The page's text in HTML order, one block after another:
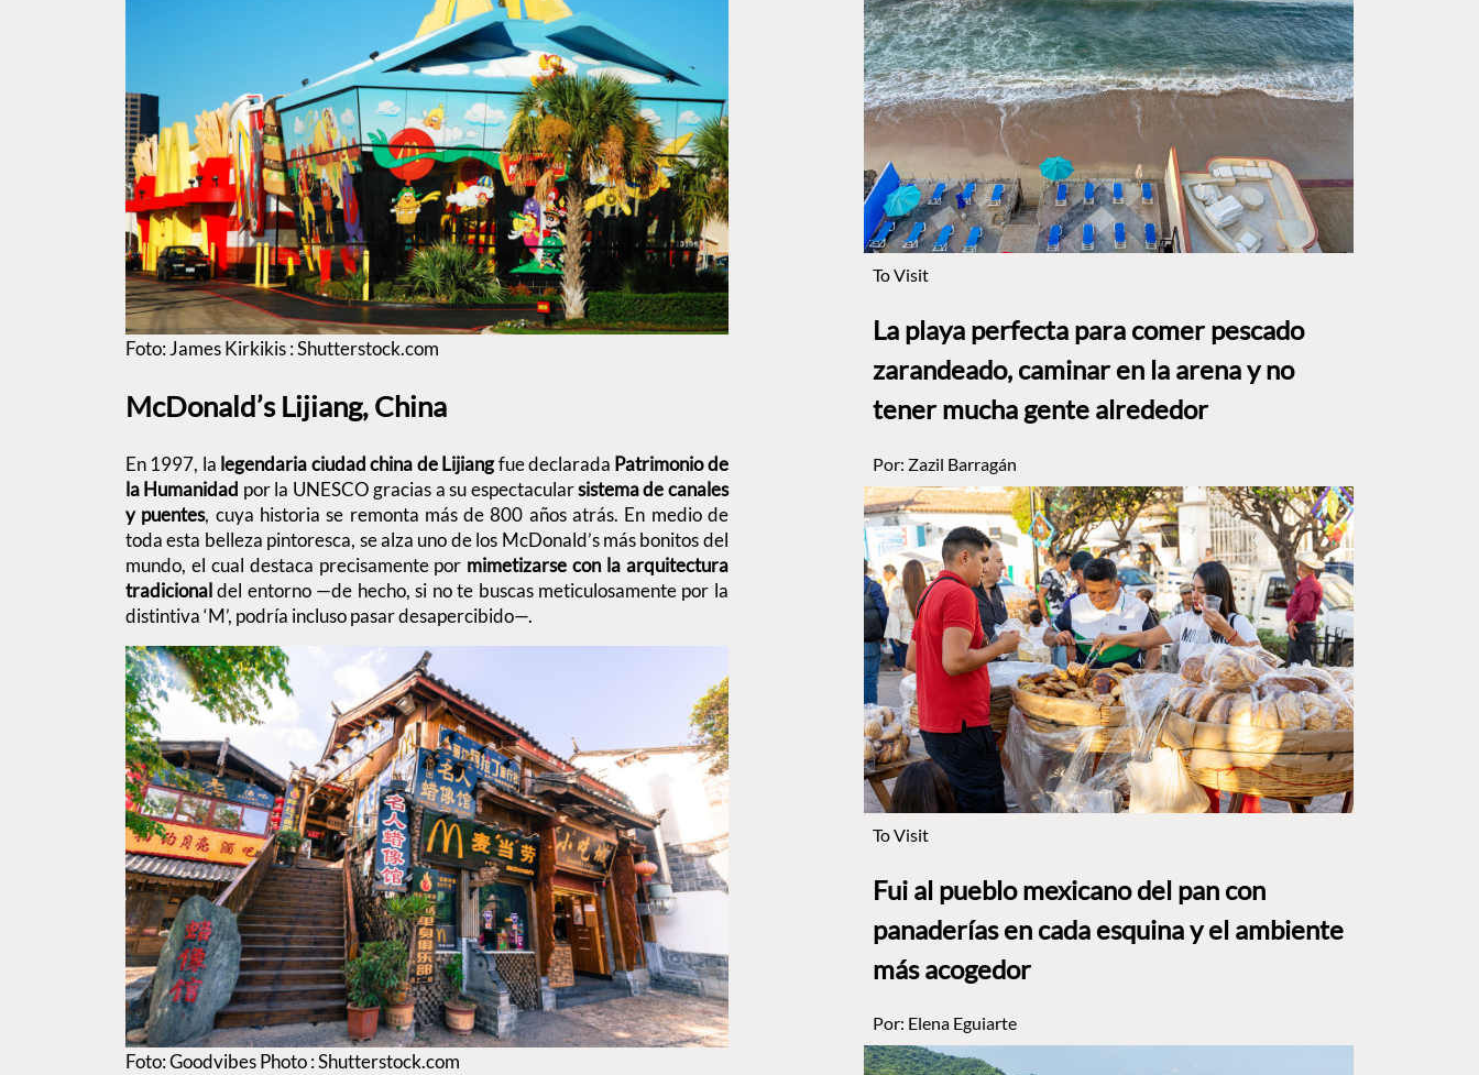
Foto: James Kirkikis : Shutterstock.com
McDonald’s Lijiang, China
En 1997, la legendaria ciudad china de Lijiangfue declarada Patrimonio de
la Humanidad por la UNESCO gracias a su espectacularsistema de canales
y puentes, cuya historia se remonta más de 800 años atrás. En medio de
toda esta belleza pintoresca, se alza uno de los McDonald’s más bonitos del
mundo, el cual destaca precisamente por mimetizarse con la arquitectura
tradicionaldel entorno —de hecho, si no te buscas meticulosamente por la
distintiva ‘M’, podría incluso pasar desapercibido—.
Foto: Goodvibes Photo : Shutterstock.com
To Visit
La playa perfecta para comer pescado
zarandeado, caminar en la arena y no
tener mucha gente alrededor
Por: Zazil Barragán
To Visit
Fui al pueblo mexicano del pan con
panaderías en cada esquina y el ambiente
más acogedor
Por: Elena Eguiarte